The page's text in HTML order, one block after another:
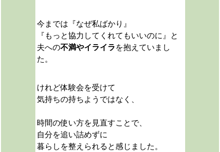
今までは『なぜ私ばかり』
『もっと協力してくれてもいいのに』と
夫への不満やイライラ を抱えていまし
た。
けれど体験会を受けて
気持ちの持ちようではなく、
時間の使い方を見直すことで、
自分を追い詰めずに
暮らしを整えられると感じました。